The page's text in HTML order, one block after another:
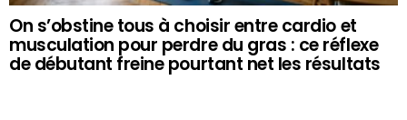
On s’obstine tous à choisir entre cardio et
musculation pour perdre du gras : ce réflexe
de débutant freine pourtant net les résultats